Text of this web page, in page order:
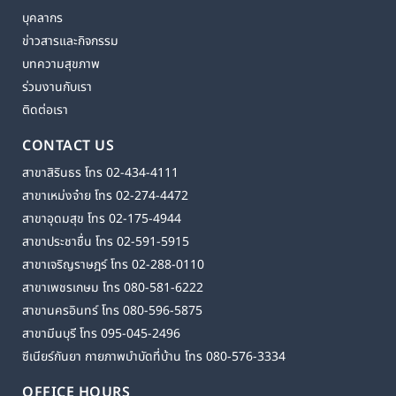
บุคลากร
ข่าวสารและกิจกรรม
บทความสุขภาพ
ร่วมงานกับเรา
ติดต่อเรา
CONTACT US
สาขาสิรินธร โทร 02-434-4111
สาขาเหม่งจ๋าย โทร 02-274-4472
สาขาอุดมสุข โทร 02-175-4944
สาขาประชาชื่น โทร 02-591-5915
สาขาเจริญราษฎร์ โทร 02-288-0110
สาขาเพชรเกษม โทร 080-581-6222
สาขานครอินทร์ โทร 080-596-5875
สาขามีนบุรี โทร 095-045-2496
ซีเนียร์กันยา กายภาพบำบัดที่บ้าน โทร 080-576-3334